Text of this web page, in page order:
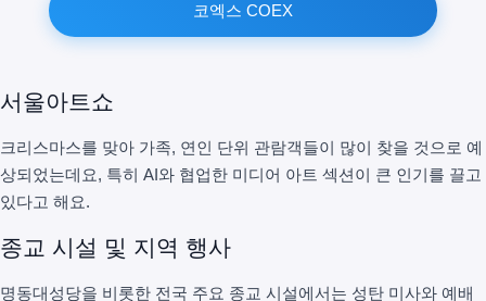
코엑스 COEX
서울아트쇼
크리스마스를 맞아 가족, 연인 단위 관람객들이 많이 찾을 것으로 예
상되었는데요, 특히 AI와 협업한 미디어 아트 섹션이 큰 인기를 끌고
있다고 해요.
종교 시설 및 지역 행사
명동대성당을 비롯한 전국 주요 종교 시설에서는 성탄 미사와 예배